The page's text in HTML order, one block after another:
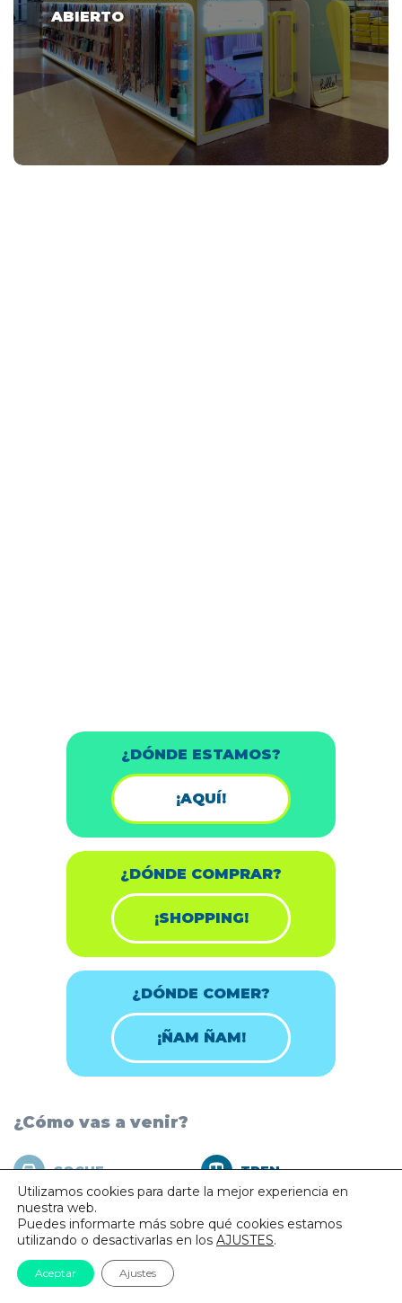
ABIERTO
¿DÓNDE ESTAMOS?
¡AQUÍ!
¿DÓNDE COMPRAR?
¡SHOPPING!
¿DÓNDE COMER?
¡ÑAM ÑAM!
¿Cómo vas a venir?
COCHE TREN
AUTOBÚS BICICLETA
Desde Barcelona.Por Ronda de Dalt: Salida 48A
Utilizamos cookies para darte la mejor experiencia en
nuestra web.
Puedes informarte más sobre qué cookies estamos
utilizando o desactivarlas en los AJUSTES.
Aceptar Ajustes